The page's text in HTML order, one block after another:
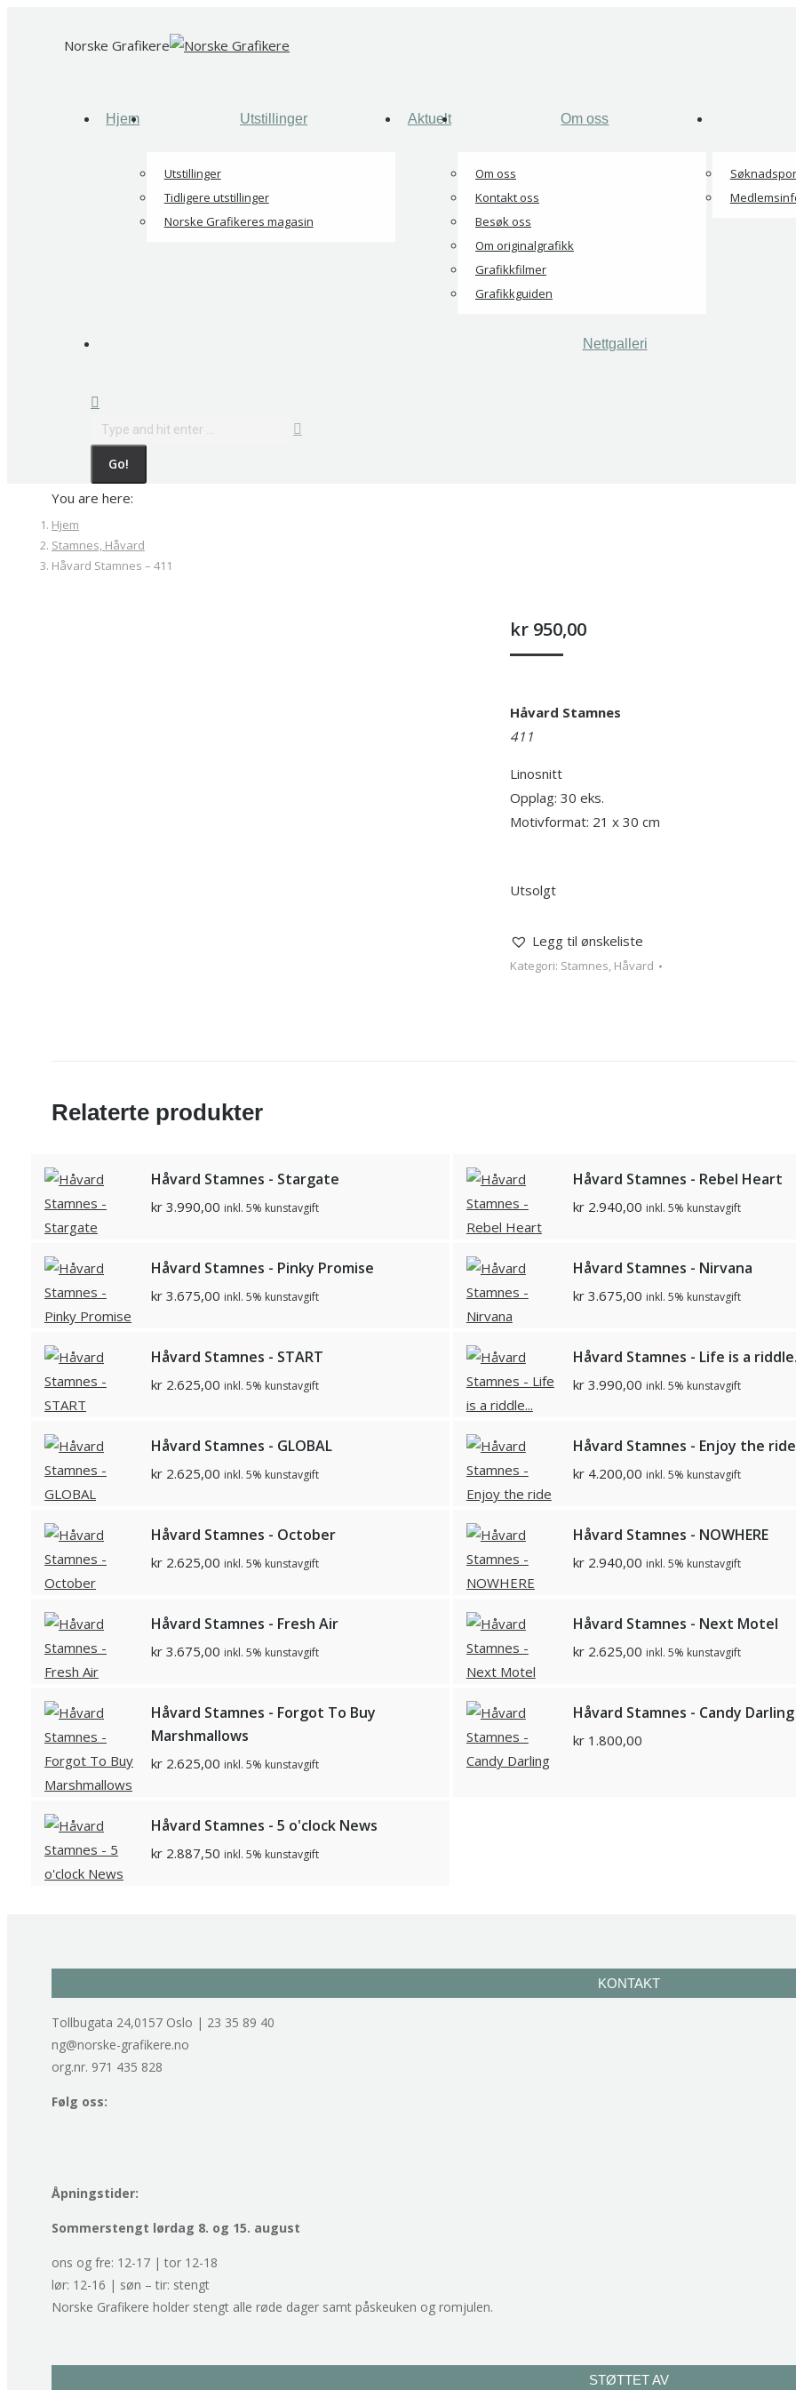
Norske Grafikere
Hjem Utstillinger
Utstillinger
Tidligere utstillinger
Norske Grafikeres magasin
Aktuelt Om oss
Om oss
Kontakt oss
Besøk oss
Om originalgrafikk
Grafikkfilmer
Grafikkguiden
Nettgalleri
Search:
You are here:
Hjem
Stamnes, Håvard
Håvard Stamnes – 411
kr950,00
Håvard Stamnes
411
Linosnitt
Opplag: 30 eks.
Motivformat: 21 x 30 cm
Utsolgt
Legg til ønskeliste
Kategori: Stamnes, Håvard
Relaterte produkter
Håvard Stamnes - Stargate
kr 3.990,00 inkl. 5% kunstavgift
Håvard Stamnes - Rebel Heart
kr2.940,00 inkl. 5% kunstavgift
Håvard Stamnes - Pinky Promise
kr 3.675,00 inkl. 5% kunstavgift
Håvard Stamnes - Nirvana
kr3.675,00 inkl. 5% kunstavgift
Håvard Stamnes - START
kr 2.625,00 inkl. 5% kunstavgift
Håvard Stamnes - Life is a
kr3.990,00 inkl. 5% kunstavgift
Håvard Stamnes - GLOBAL
kr 2.625,00 inkl. 5% kunstavgift
Håvard Stamnes - Enjoy the ride
kr4.200,00 inkl. 5% kunstavgift
Håvard Stamnes - October
kr 2.625,00 inkl. 5% kunstavgift
Håvard Stamnes - NOWHERE
kr2.940,00 inkl. 5% kunstavgift
Håvard Stamnes - Fresh Air
kr 3.675,00 inkl. 5% kunstavgift
Håvard Stamnes - Next Motel
kr2.625,00 inkl. 5% kunstavgift
Håvard Stamnes - Forgot To Buy
Marshmallows
kr 2.625,00 inkl. 5% kunstavgift
Håvard Stamnes - Candy Darling
kr1.800,00
Håvard Stamnes - 5 o'clock News
kr 2.887,50 inkl. 5% kunstavgift
KONTAKT
Tollbugata 24,0157 Oslo | 23 35 89 40
ng@norske-grafikere.no
org.nr. 971 435 828
Følg oss:
Åpningstider:
Sommerstengt lørdag 8. og 15. august
ons og fre: 12-17 | tor 12-18
lør: 12-16 | søn – tir: stengt
Norske Grafikere holder stengt alle røde dager samt påskeuken og romjulen.
STØTTET AV